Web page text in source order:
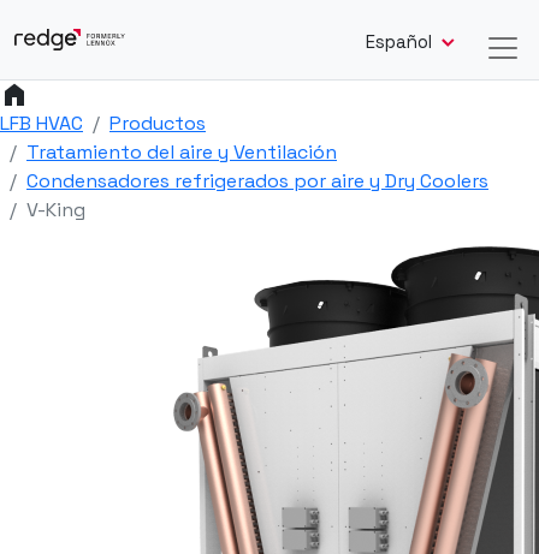
Español
home
LFB HVAC
Productos
Tratamiento del aire y Ventilación
Condensadores refrigerados por aire y Dry Coolers
V-King